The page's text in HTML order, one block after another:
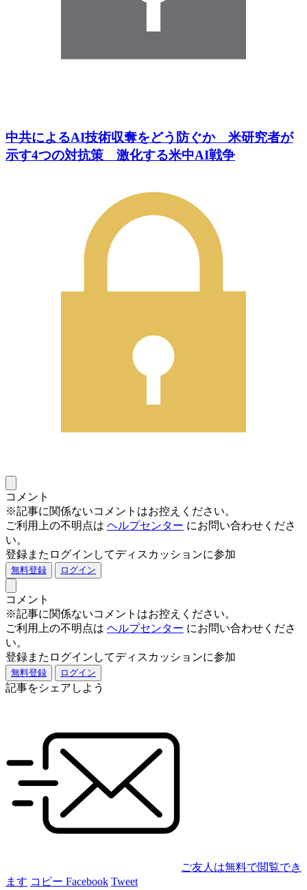
中共によるAI技術収奪をどう防ぐか 米研究者が
示す4つの対抗策 激化する米中AI戦争
コメント
※記事に関係ないコメントはお控えください。
ご利用上の不明点は ヘルプセンター にお問い合わせくださ
い。
登録またログインしてディスカッションに参加
無料登録 ログイン
コメント
※記事に関係ないコメントはお控えください。
ご利用上の不明点は ヘルプセンター にお問い合わせくださ
い。
登録またログインしてディスカッションに参加
無料登録 ログイン
記事をシェアしよう
ご友人は無料で閲覧でき
ます コピー Facebook Tweet